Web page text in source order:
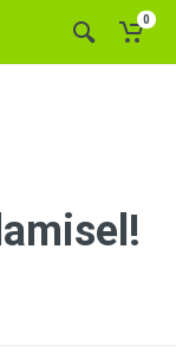
0